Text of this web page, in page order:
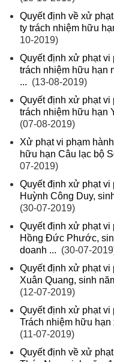
Quyết định về xử
ty trách nhiệm hữu
10-2019)
Quyết định xử phạt
trách nhiệm hữu hạn
... (13-08-2019)
Quyết định xử phạt
trách nhiệm hữu hạn
(07-08-2019)
Xử phạt vi phạm
hữu hạn Câu lạc bộ
07-2019)
Quyết định xử phạt
Huỳnh Công Duy,
(30-07-2019)
Quyết định xử phạt
Hồng Đức Phước,
doanh ... (30-07-
Quyết định xử phạt
Xuân Quang, sinh
(12-07-2019)
Quyết định xử phạt
Trách nhiệm hữu hạn
(11-07-2019)
Quyết định về xử